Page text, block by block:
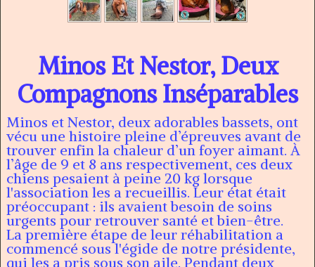
Minos Et Nestor, Deux
Compagnons Inséparables
Minos et Nestor, deux adorables bassets, ont
vécu une histoire pleine d’épreuves avant de
trouver enfin la chaleur d’un foyer aimant. À
l’âge de 9 et 8 ans respectivement, ces deux
chiens pesaient à peine 20 kg lorsque
l'association les a recueillis. Leur état était
préoccupant : ils avaient besoin de soins
urgents pour retrouver santé et bien-être.
La première étape de leur réhabilitation a
commencé sous l'égide de notre présidente,
qui les a pris sous son aile. Pendant deux